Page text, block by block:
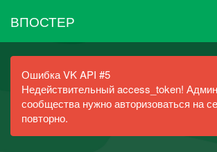
ВПОСТЕР
Ошибка VK API #5
Недействительный access_token!
сообщества нужно авторизоваться на
повторно.